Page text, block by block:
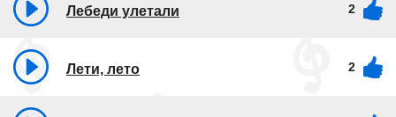
Лебеди улетали 2
Лети, лето 2